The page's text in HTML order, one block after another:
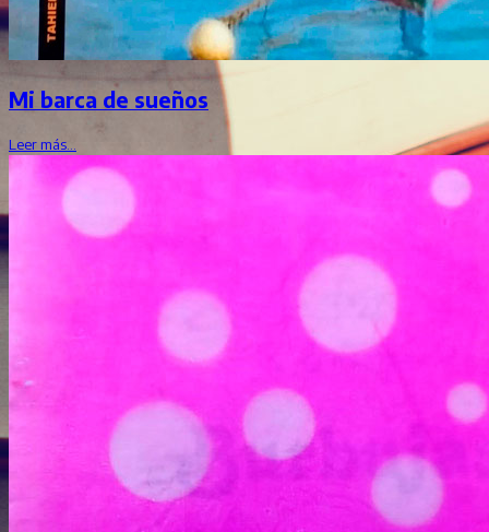
Mi barca de sueños
Leer más…